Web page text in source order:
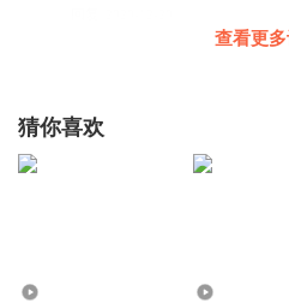
听友58872371
听的说自己委屈就讨厌
得自己做错，他觉得是兔子的
查看更
猜你喜欢